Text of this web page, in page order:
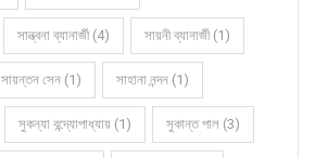
সান্ত্বনা ব্যানার্জী (4) সায়নী ব্যানার্জী (1)
সায়ন্তন সেন (1) সাহানা নন্দন (1)
সুকন্যা বন্দ্যোপাধ্যায় (1) সুকান্ত পাল (3)